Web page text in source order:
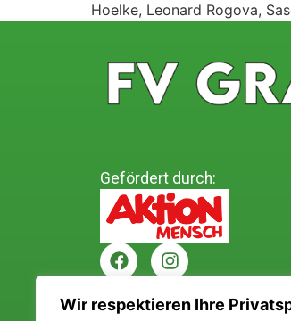
Wir respektieren Ihre
Hoelke, Leonard Rogova,
Gefördert durch: